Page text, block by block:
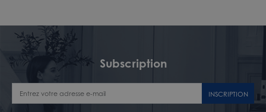
Subscription
INSCRIPTION